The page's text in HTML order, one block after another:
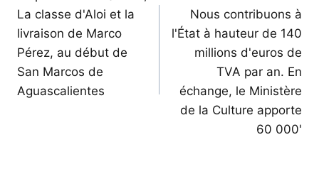
l’article
La classe d'Aloi et la
livraison de Marco
Pérez, au début de
San Marcos de
Aguascalientes
Nous contribuons à
l'État à hauteur de 140
millions d'euros de
TVA par an. En
échange, le Ministère
de la Culture apporte
60 000'